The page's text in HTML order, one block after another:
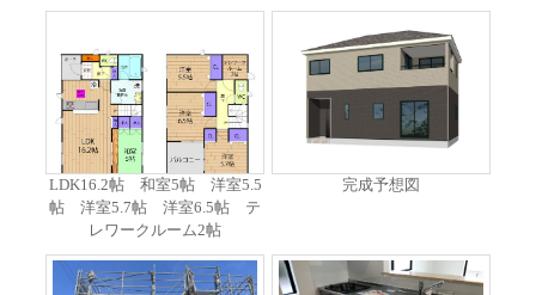
LDK16.2帖 和室5帖 洋室5.5
帖 洋室5.7帖 洋室6.5帖 テ
レワークルーム2帖
完成予想図